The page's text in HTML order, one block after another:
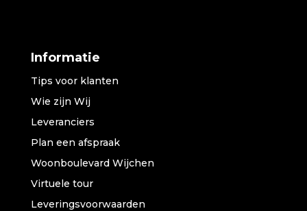
Informatie
Tips voor klanten
Wie zijn Wij
Leveranciers
Plan een afspraak
Woonboulevard Wijchen
Virtuele tour
Leveringsvoorwaarden